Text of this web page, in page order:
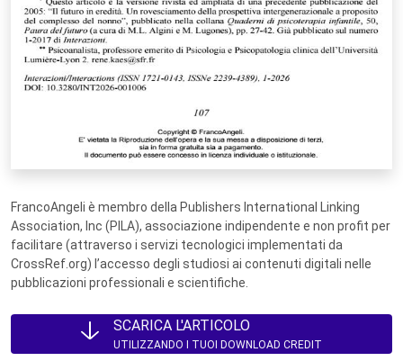
FrancoAngeli è membro della Publishers International Linking
Association, Inc (PILA), associazione indipendente e non profit per
facilitare (attraverso i servizi tecnologici implementati da
CrossRef.org) l’accesso degli studiosi ai contenuti digitali nelle
pubblicazioni professionali e scientifiche.
SCARICA L'ARTICOLO
UTILIZZANDO I TUOI DOWNLOAD CREDIT